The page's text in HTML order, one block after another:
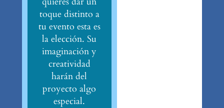
toque distinto a
tu evento esta es
la elección. Su
imaginación y
creatividad
harán del
proyecto algo
especial.